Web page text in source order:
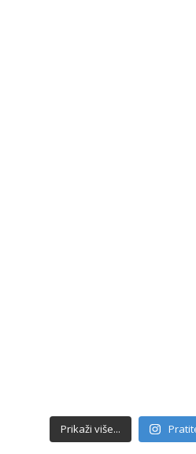
Prikaži više...